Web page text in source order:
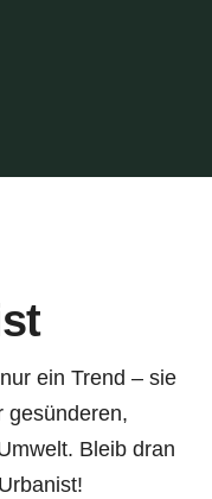
ein Trend – sie
gesünderen,
Bleib dran